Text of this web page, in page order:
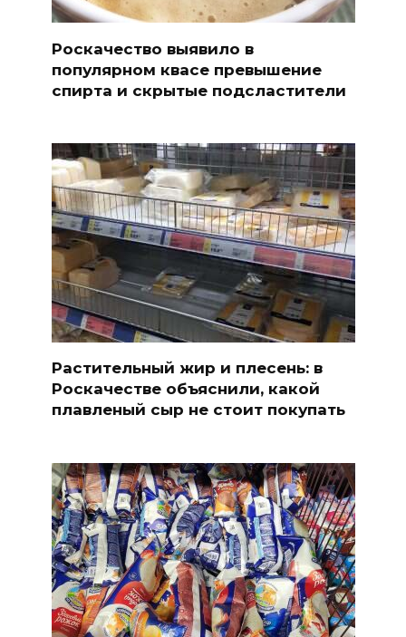
Роскачество выявило в
популярном квасе превышение
спирта и скрытые подсластители
Растительный жир и плесень: в
Роскачестве объяснили, какой
плавленый сыр не стоит покупать